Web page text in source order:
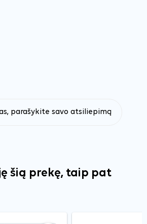
parašykite savo atsiliepimą
šią prekę, taip pat